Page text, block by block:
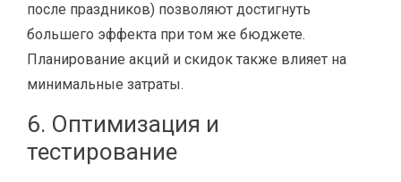
после праздников) позволяют достигнуть
большего эффекта при том же бюджете.
Планирование акций и скидок также влияет на
минимальные затраты.
6. Оптимизация и
тестирование